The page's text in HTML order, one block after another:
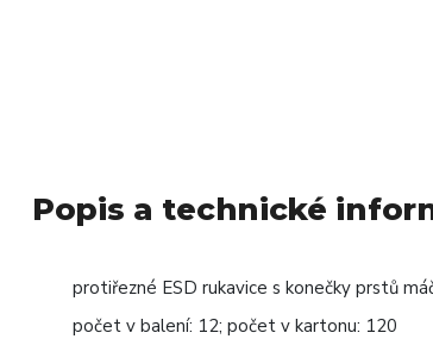
Popis a technické
protiřezné ESD rukavice s konečky prstů
počet v balení: 12; počet v kartonu: 120